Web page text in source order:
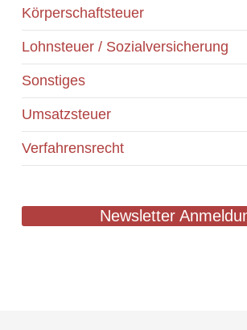
Körperschaftsteuer
Lohnsteuer / Sozialversicherung
Sonstiges
Umsatzsteuer
Verfahrensrecht
Newsletter